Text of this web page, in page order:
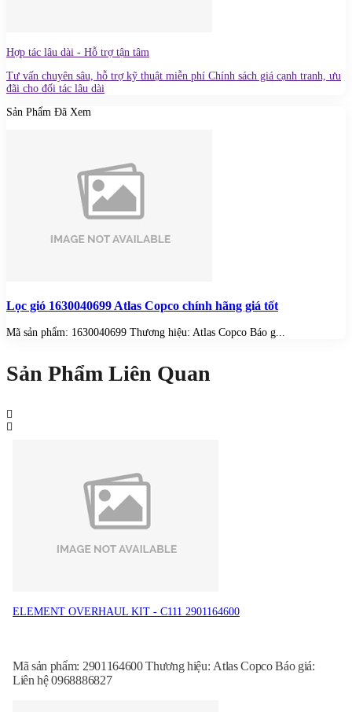
Hợp tác lâu dài - Hỗ trợ tận tâm
Tư vấn chuyên sâu, hỗ trợ kỹ thuật miễn phí Chính sách giá cạnh tranh, ưu
đãi cho đối tác lâu dài
Sản Phẩm Đã Xem
Lọc gió 1630040699 Atlas Copco chính hãng giá tốt
Mã sản phẩm: 1630040699 Thương hiệu: Atlas Copco Báo g...
Sản Phẩm Liên Quan
ELEMENT OVERHAUL KIT - C111 2901164600
Mã sản phẩm: 2901164600 Thương hiệu: Atlas Copco Báo giá:
Liên hệ 0968886827